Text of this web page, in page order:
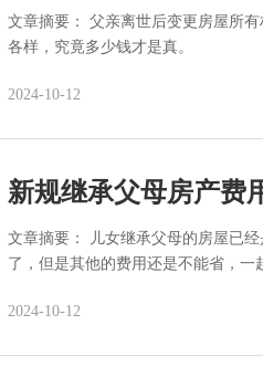
文章摘要： 父亲离世后变更房屋所
各样，究竟多少钱才是真。
2024-10-12
新规继承父母房产费
文章摘要： 儿女继承父母的房屋已
了，但是其他的费用还是不能省，一
2024-10-12